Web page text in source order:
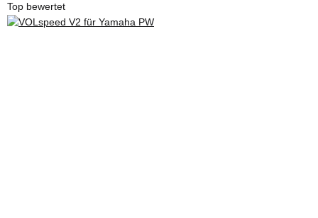
Top bewertet